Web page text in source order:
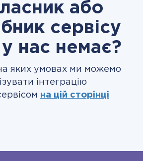
або
сервісу
нас немає?
яких умовах ми можемо
інтеграцію
на цій сторінці